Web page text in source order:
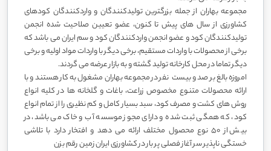
مجموعه بهاران از جمله بزرگترین تولیدکنندگان و واردکنندگان کودهای
کشاورزی از سال های پیش تا کنون، عضو تعیین صلاحیت شده انجمن
تولیدکنندگان کود و عضو انجمن واردکنندگان کود و سم ایران می باشد که
برخی از محصولات با واردات مستقیم، برخی دیگر با واردات مواد اولیه و برخی
دیگر تماما در محل کارخانه تولید گشته و به بازار عرضه می گردند.
امروزه بالغ بر صد و بیست نفر در مجموعه بهاران مشغول به کار هستند و با
ارائه محصولات متنوع مخصوص زراعت، باغات و گلخانه ها در کلیه انواع
روش های کشت و مصرف کود، سبد بسیار کامل و کم نظیری را از تمام انواع
کود، که همگی ثبت شده و دارای مجوز موسسه آب و خاک می باشد، در
بیش از ۵۰ نوع محصول مختلف ارائه می دهد و افتخار دارد با تلاشی
خستگی ناپذیر سر آغاز فصلی پر بار در کشاورزی ایران زمین رقم بزن